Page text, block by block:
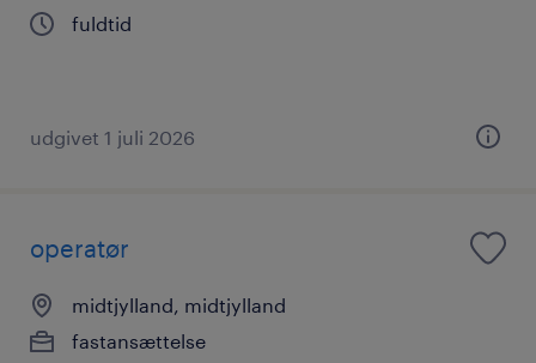
fuldtid
udgivet 1 juli 2026
operatør
midtjylland, midtjylland
fastansættelse